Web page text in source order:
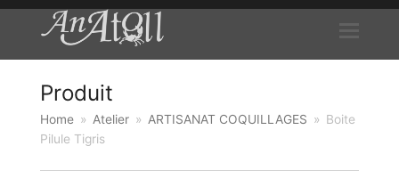
Produit
Home » Atelier » ARTISANAT COQUILLAGES » Boite
Pilule Tigris